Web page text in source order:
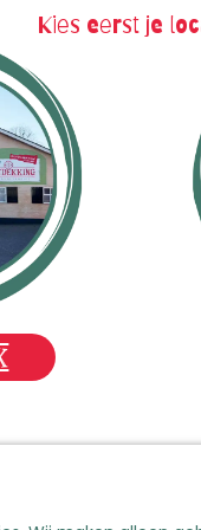
Kies eerst je